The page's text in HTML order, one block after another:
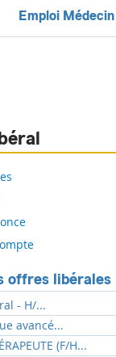
Emploi Médecin
offres libérales
- H/...
avancé...
(F/H...